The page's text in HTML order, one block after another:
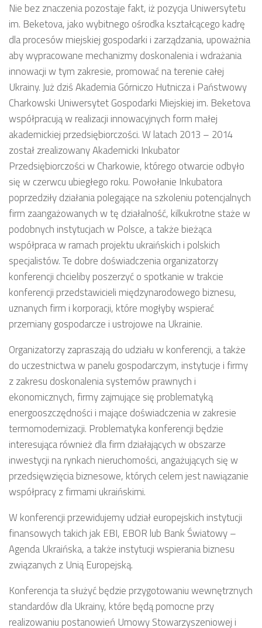
Nie bez znaczenia pozostaje fakt, iż pozycja Uniwersytetu
im. Beketova, jako wybitnego ośrodka kształcącego kadrę
dla procesów miejskiej gospodarki i zarządzania, upoważnia
aby wypracowane mechanizmy doskonalenia i wdrażania
innowacji w tym zakresie, promować na terenie całej
Ukrainy. Już dziś Akademia Górniczo Hutnicza i Państwowy
Charkowski Uniwersytet Gospodarki Miejskiej im. Beketova
współpracują w realizacji innowacyjnych form małej
akademickiej przedsiębiorczości. W latach 2013 – 2014
został zrealizowany Akademicki Inkubator
Przedsiębiorczości w Charkowie, którego otwarcie odbyło
się w czerwcu ubiegłego roku. Powołanie Inkubatora
poprzedziły działania polegające na szkoleniu potencjalnych
firm zaangażowanych w tę działalność, kilkukrotne staże w
podobnych instytucjach w Polsce, a także bieżąca
współpraca w ramach projektu ukraińskich i polskich
specjalistów. Te dobre doświadczenia organizatorzy
konferencji chcieliby poszerzyć o spotkanie w trakcie
konferencji przedstawicieli międzynarodowego biznesu,
uznanych firm i korporacji, które mogłyby wspierać
przemiany gospodarcze i ustrojowe na Ukrainie.
Organizatorzy zapraszają do udziału w konferencji, a także
do uczestnictwa w panelu gospodarczym, instytucje i firmy
z zakresu doskonalenia systemów prawnych i
ekonomicznych, firmy zajmujące się problematyką
energooszczędności i mające doświadczenia w zakresie
termomodernizacji. Problematyka konferencji będzie
interesująca również dla firm działających w obszarze
inwestycji na rynkach nieruchomości, angażujących się w
przedsięwzięcia biznesowe, których celem jest nawiązanie
współpracy z firmami ukraińskimi.
W konferencji przewidujemy udział europejskich instytucji
finansowych takich jak EBI, EBOR lub Bank Światowy –
Agenda Ukraińska, a także instytucji wspierania biznesu
związanych z Unią Europejską.
Konferencja ta służyć będzie przygotowaniu wewnętrznych
standardów dla Ukrainy, które będą pomocne przy
realizowaniu postanowień Umowy Stowarzyszeniowej i